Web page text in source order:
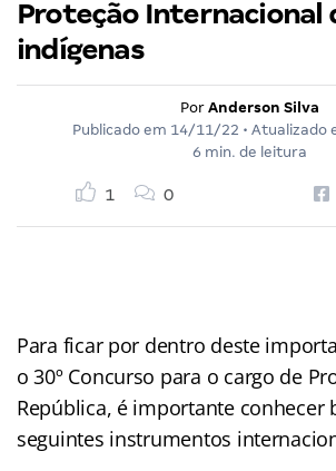
Proteção Internacional
indígenas
Por Anderson Silva
Publicado em 14/11/22 • Atualizado
6 min. de leitura
1 0
Para ficar por dentro deste
o 30º Concurso para o cargo de
República, é importante conhecer
seguintes instrumentos